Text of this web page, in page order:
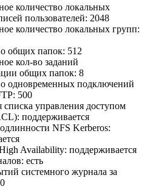
количество локальных
пользователей: 2048
количество локальных групп:
общих папок: 512
кол-во заданий
общих папок: 8
одновременных подключений
500
списка управления доступом
поддерживается
NFS Kerberos:
Availability: поддерживается
есть
системного журнала за